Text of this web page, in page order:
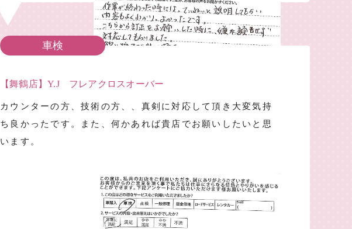
車検
【舞鶴店】Y.J フレアクロスオーバー
カウンターの方、技術の方、、真剣に対応して頂き大変気持
ち良かったです。また、何かあれば貴店でお願いしたいと思
います。